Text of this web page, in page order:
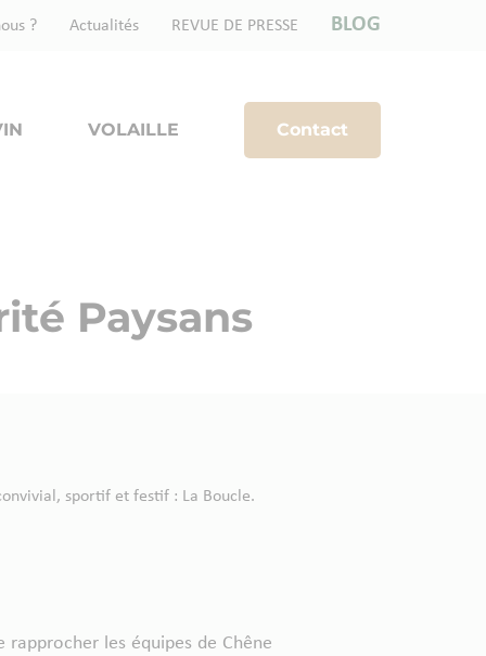
? Actualités REVUE DE PRESSE BLOG
VOLAILLE Contact
Paysans
sportif et festif : La Boucle.
les équipes de Chêne